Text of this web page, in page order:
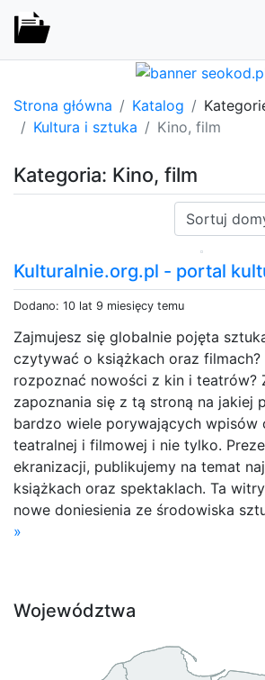
Strona główna Katalog
Kultura i sztuka
Kino, film
Kategoria: Kino, film
Sortuj:
Kulturalnie.org.pl - portal
Dodano: 10 lat 9 miesięcy temu
Zajmujesz się globalnie pojęta
czytywać o książkach oraz filmach?
rozpoznać nowości z kin i teatrów?
zapoznania się z tą stroną na jakiej
bardzo wiele porywających wpisów
teatralnej i filmowej i nie tylko.
ekranizacji, publikujemy na temat
książkach oraz spektaklach. Ta
nowe doniesienia ze środowiska
»
Województwa